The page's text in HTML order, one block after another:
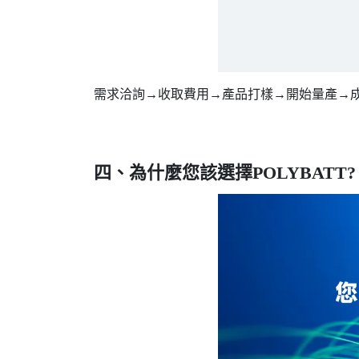
需求洽詢→收取費用→產品打樣→開始量產→
四、為什麼您該選擇POLYBATT?